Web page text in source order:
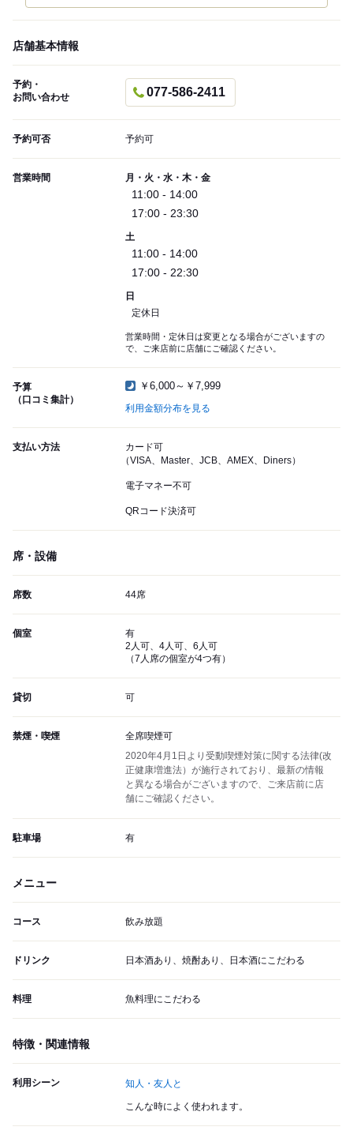
店舗基本情報
予約・
お問い合わせ
077-586-2411
予約可否 予約可
営業時間 月・火・水・木・金
11:00 - 14:00
17:00 - 23:30
土
11:00 - 14:00
17:00 - 22:30
日
定休日
営業時間・定休日は変更となる場合がございますの
で、ご来店前に店舗にご確認ください。
予算
（口コミ集計）
￥6,000～￥7,999
利用金額分布を見る
支払い方法
カード可
（VISA、Master、JCB、AMEX、Diners）
電子マネー不可
QRコード決済可
席・設備
席数 44席
個室
有
2人可、4人可、6人可
（7人席の個室が4つ有）
貸切 可
禁煙・喫煙
全席喫煙可
2020年4月1日より受動喫煙対策に関する法律(改
正健康増進法）が施行されており、最新の情報
と異なる場合がございますので、ご来店前に店
舗にご確認ください。
駐車場 有
メニュー
コース 飲み放題
ドリンク 日本酒あり、焼酎あり、日本酒にこだわる
料理 魚料理にこだわる
特徴・関連情報
利用シーン 知人・友人と
こんな時によく使われます。